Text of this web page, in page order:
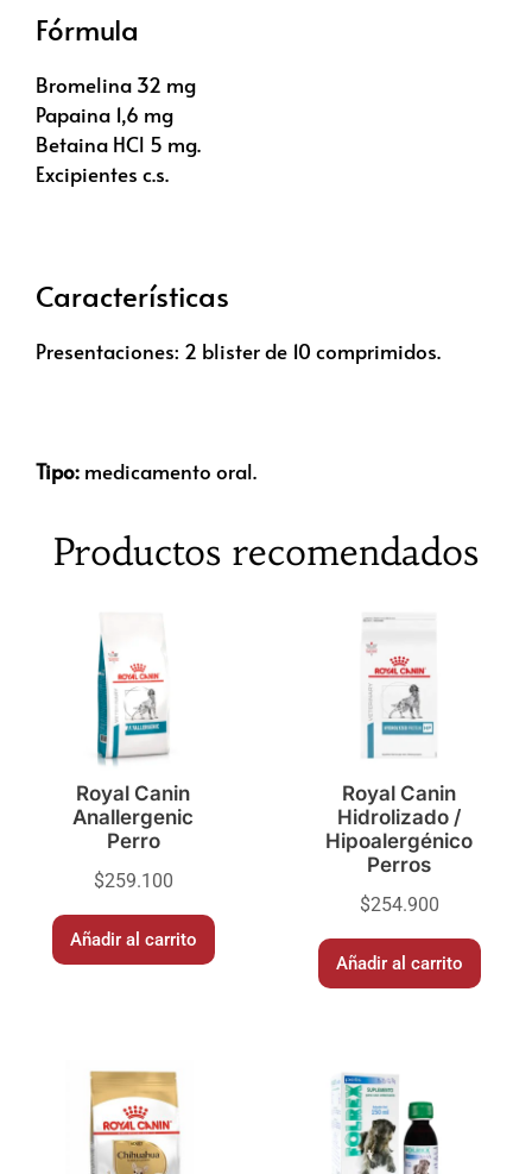
Fórmula
Bromelina 32 mg
Papaina 1,6 mg
Betaina HCl 5 mg.
Excipientes c.s.
Características
Presentaciones: 2 blister de 10 comprimidos.
Tipo: medicamento oral.
Productos recomendados
Royal Canin
Anallergenic
Perro
$259.100
Añadir al carrito
Royal Canin
Hidrolizado /
Hipoalergénico
Perros
$254.900
Añadir al carrito